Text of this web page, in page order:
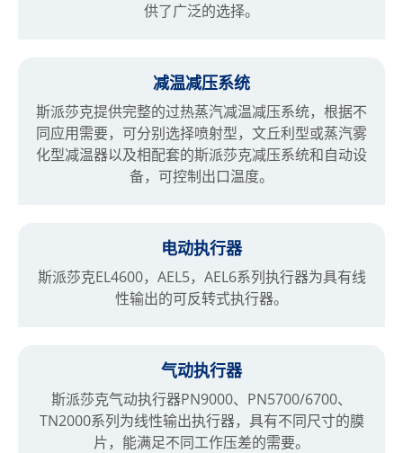
供了广泛的选择。
减温减压系统
斯派莎克提供完整的过热蒸汽减温减压系统，根据不
同应用需要，可分别选择喷射型，文丘利型或蒸汽雾
化型减温器以及相配套的斯派莎克减压系统和自动设
备，可控制出口温度。
电动执行器
斯派莎克EL4600，AEL5，AEL6系列执行器为具有线
性输出的可反转式执行器。
气动执行器
斯派莎克气动执行器PN9000、PN5700/6700、
TN2000系列为线性输出执行器，具有不同尺寸的膜
片，能满足不同工作压差的需要。